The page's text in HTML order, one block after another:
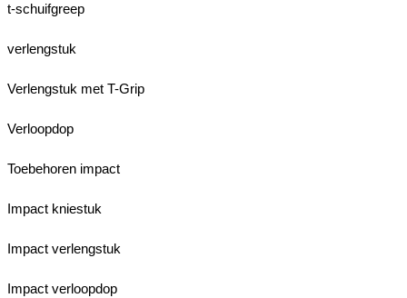
t-schuifgreep
verlengstuk
Verlengstuk met T-Grip
Verloopdop
Toebehoren impact
Impact kniestuk
Impact verlengstuk
Impact verloopdop